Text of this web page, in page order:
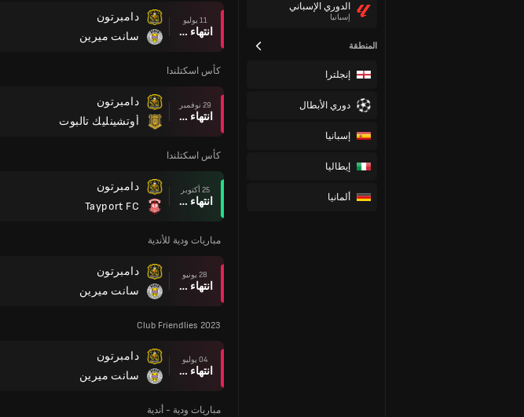
الدوري الإسباني
إسبانيا
المنطقة
إنجلترا
دوري الأبطال
إسبانيا
إيطاليا
ألمانيا
11 يوليو
انتهاء وقت المباراة
دامبرتون
سانت ميرين
كأس اسكتلندا
29 نوفمبر
انتهاء وقت المباراة
دامبرتون
أوتشينليك تالبوت
كأس اسكتلندا
25 أكتوبر
انتهاء وقت المباراة
دامبرتون
Tayport FC
مباريات ودية للأندية
28 يونيو
انتهاء وقت المباراة
دامبرتون
سانت ميرين
Club Friendlies 2023
04 يوليو
انتهاء وقت المباراة
دامبرتون
سانت ميرين
مباريات ودية - أندية